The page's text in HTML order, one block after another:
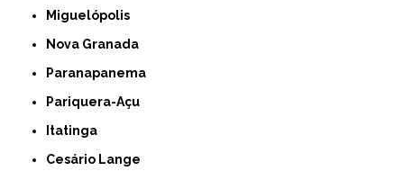
Miguelópolis
Nova Granada
Paranapanema
Pariquera-Açu
Itatinga
Cesário Lange